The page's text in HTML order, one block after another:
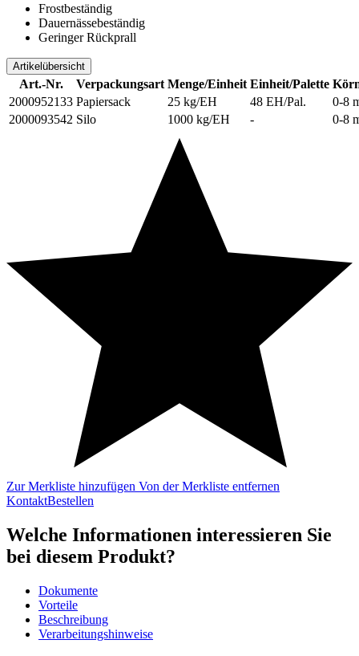
Frostbeständig
Dauernässebeständig
Geringer Rückprall
Artikelübersicht
Art.-Nr. Verpackungsart Menge/Einheit Einheit/Palette
2000952133 Papiersack 25 kg/EH 48 EH/Pal.
0-8
2000093542 Silo 1000 kg/EH - 0-8
Zur Merkliste hinzufügen Von der Merkliste entfernen
KontaktBestellen
Welche Informationen interessieren Sie
bei diesem Produkt?
Dokumente
Vorteile
Beschreibung
Verarbeitungshinweise